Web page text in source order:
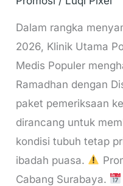
Dalam rangka
2026, Klinik Utama
Medis Populer
Ramadhan dengan
paket pemeriksaan
dirancang untuk
kondisi tubuh tetap
ibadah puasa.
Cabang Surabaya.